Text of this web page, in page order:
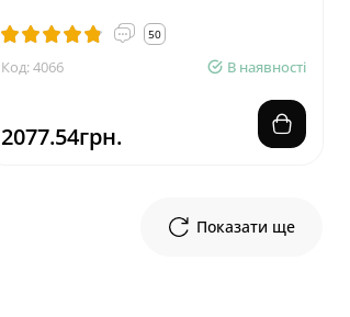
50
Код: 4066 В наявності
2077.54грн.
Показати ще